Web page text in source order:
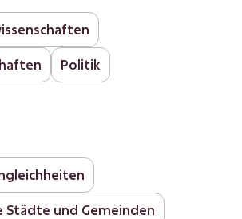
Politik
Städte und Gemeinden